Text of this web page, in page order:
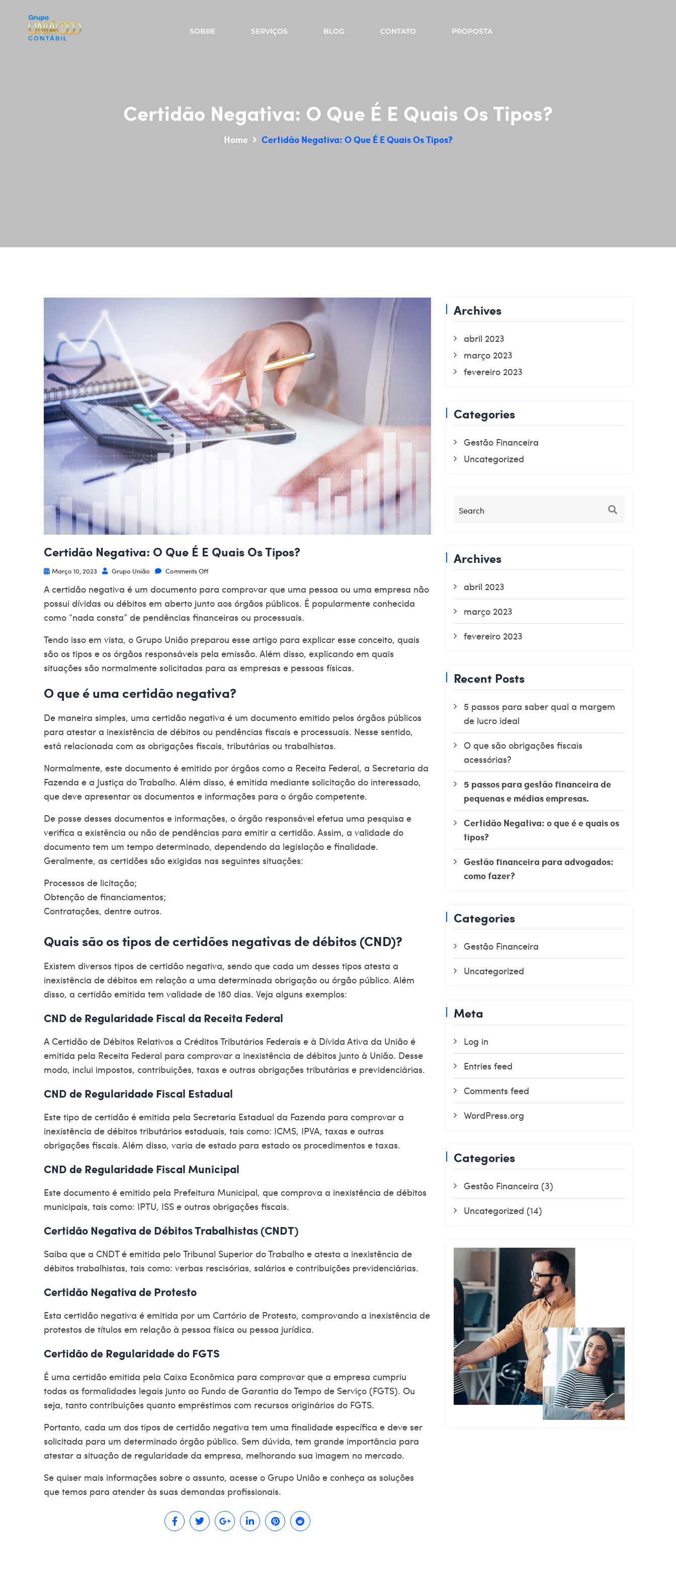
SOBRE SERVIÇOS BLOG CONTATO PROPOSTA
Certidão Negativa: O Que É E Quais Os Tipos?
Home Certidão Negativa: O Que É E Quais Os Tipos?
Certidão Negativa: O Que É E Quais Os Tipos?
Março 10, 2023 Grupo União Comments Off
A certidão negativa é um documento para comprovar que uma pessoa ou uma empresa não
possui dívidas ou débitos em aberto junto aos órgãos públicos. É popularmente conhecida
como “nada consta” de pendências financeiras ou processuais.
Tendo isso em vista, o Grupo União preparou esse artigo para explicar esse conceito, quais
são os tipos e os órgãos responsáveis pela emissão. Além disso, explicando em quais
situações são normalmente solicitadas para as empresas e pessoas físicas.
O que é uma certidão negativa?
De maneira simples, uma certidão negativa é um documento emitido pelos órgãos públicos
para atestar a inexistência de débitos ou pendências fiscais e processuais. Nesse sentido,
está relacionada com as obrigações fiscais, tributárias ou trabalhistas.
Normalmente, este documento é emitido por órgãos como a Receita Federal, a Secretaria da
Fazenda e a Justiça do Trabalho. Além disso, é emitida mediante solicitação do interessado,
que deve apresentar os documentos e informações para o órgão competente.
De posse desses documentos e informações, o órgão responsável efetua uma pesquisa e
verifica a existência ou não de pendências para emitir a certidão. Assim, a validade do
documento tem um tempo determinado, dependendo da legislação e finalidade.
Geralmente, as certidões são exigidas nas seguintes situações:
Processos de licitação;
Obtenção de financiamentos;
Contratações, dentre outros.
Quais são os tipos de certidões negativas de débitos (CND)?
Existem diversos tipos de certidão negativa, sendo que cada um desses tipos atesta a
inexistência de débitos em relação a uma determinada obrigação ou órgão público. Além
disso, a certidão emitida tem validade de 180 dias. Veja alguns exemplos:
CND de Regularidade Fiscal da Receita Federal
A Certidão de Débitos Relativos a Créditos Tributários Federais e à Dívida Ativa da União é
emitida pela Receita Federal para comprovar a inexistência de débitos junto à União. Desse
modo, inclui impostos, contribuições, taxas e outras obrigações tributárias e previdenciárias.
CND de Regularidade Fiscal Estadual
Este tipo de certidão é emitida pela Secretaria Estadual da Fazenda para comprovar a
inexistência de débitos tributários estaduais, tais como: ICMS, IPVA, taxas e outras
obrigações fiscais. Além disso, varia de estado para estado os procedimentos e taxas.
CND de Regularidade Fiscal Municipal
Este documento é emitido pela Prefeitura Municipal, que comprova a inexistência de débitos
municipais, tais como: IPTU, ISS e outras obrigações fiscais.
Certidão Negativa de Débitos Trabalhistas (CNDT)
Saiba que a CNDT é emitida pelo Tribunal Superior do Trabalho e atesta a inexistência de
débitos trabalhistas, tais como: verbas rescisórias, salários e contribuições previdenciárias.
Certidão Negativa de Protesto
Esta certidão negativa é emitida por um Cartório de Protesto, comprovando a inexistência de
protestos de títulos em relação à pessoa física ou pessoa jurídica.
Certidão de Regularidade do FGTS
É uma certidão emitida pela Caixa Econômica para comprovar que a empresa cumpriu
todas as formalidades legais junto ao Fundo de Garantia do Tempo de Serviço (FGTS). Ou
seja, tanto contribuições quanto empréstimos com recursos originários do FGTS.
Portanto, cada um dos tipos de certidão negativa tem uma finalidade específica e deve ser
solicitada para um determinado órgão público. Sem dúvida, tem grande importância para
atestar a situação de regularidade da empresa, melhorando sua imagem no mercado.
Se quiser mais informações sobre o assunto, acesse o Grupo União e conheça as soluções
que temos para atender às suas demandas profissionais.
Archives
abril 2023
março 2023
fevereiro 2023
Categories
Gestão Financeira
Uncategorized
Archives
abril 2023
março 2023
fevereiro 2023
Recent Posts
5 passos para saber qual a margem
de lucro ideal
O que são obrigações fiscais
acessórias?
5 passos para gestão financeira de
pequenas e médias empresas.
Certidão Negativa: o que é e quais os
tipos?
Gestão financeira para advogados:
como fazer?
Categories
Gestão Financeira
Uncategorized
Meta
Log in
Entries feed
Comments feed
WordPress.org
Categories
Gestão Financeira (3)
Uncategorized (14)